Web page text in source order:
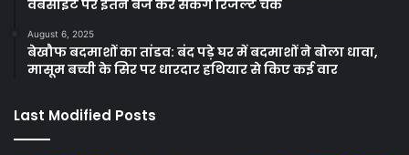
वेबसाइट पर इतने बजे कर सकेंगे रिजल्ट चेक
August 6, 2025
बेखौफ बदमाशों का तांडव: बंद पड़े घर में बदमाशों ने बोला धावा,
मासूम बच्ची के सिर पर धारदार हथियार से किए कई वार
Last Modified Posts